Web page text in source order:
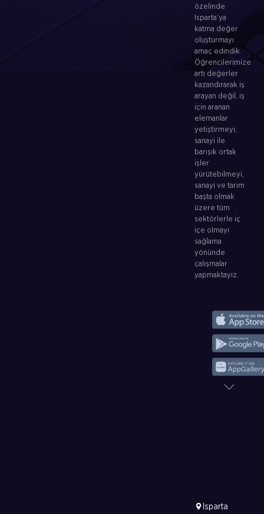
özelinde
Isparta’ya
katma değer
oluşturmayı
amaç edindik.
Öğrencilerimize
artı değerler
kazandırarak iş
arayan değil, iş
için aranan
elemanlar
yetiştirmeyi,
sanayi ile
barışık ortak
işler
yürütebilmeyi,
sanayi ve tarım
başta olmak
üzere tüm
sektörlerle iç
içe olmayı
sağlama
yönünde
çalışmalar
yapmaktayız.
Isparta